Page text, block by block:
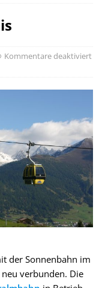
Kommentare deaktiviert
der Sonnenbahn im
verbunden. Die